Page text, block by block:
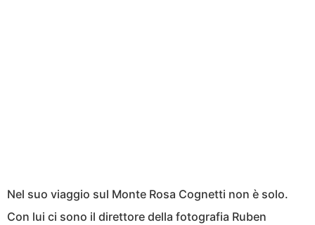
Nel suo viaggio sul Monte Rosa Cognetti non è solo.
Con lui ci sono il direttore della fotografia Ruben